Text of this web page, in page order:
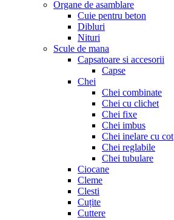
Organe de asamblare
Cuie pentru beton
Dibluri
Nituri
Scule de mana
Capsatoare si accesorii
Capse
Chei
Chei combinate
Chei cu clichet
Chei fixe
Chei imbus
Chei inelare cu cot
Chei reglabile
Chei tubulare
Ciocane
Cleme
Clesti
Cuțite
Cuttere